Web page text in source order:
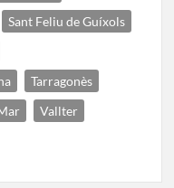
Sant Feliu de Guíxols
Tarragonès
Vallter